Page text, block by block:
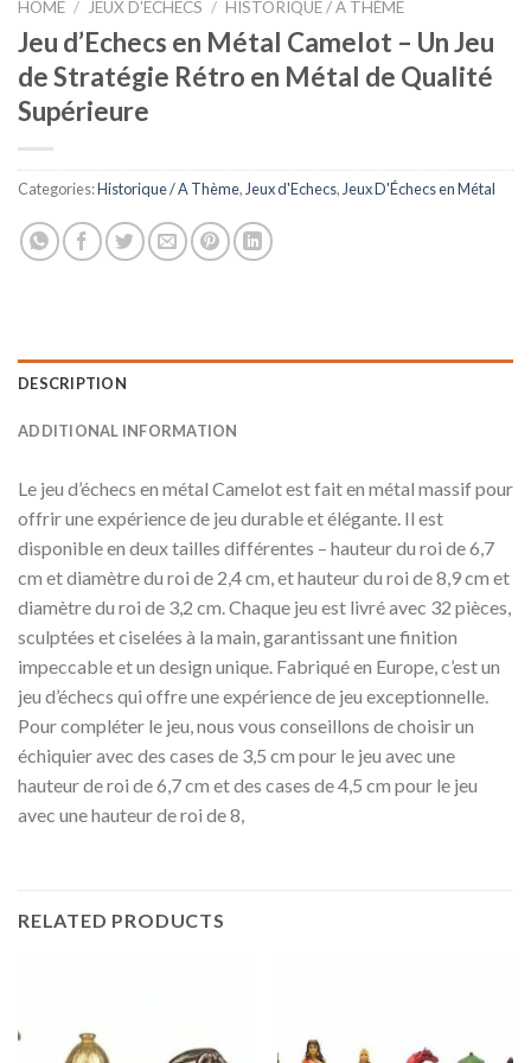
HOME / JEUX D'ECHECS / HISTORIQUE / A THÈME
Jeu d’Echecs en Métal Camelot – Un Jeu
de Stratégie Rétro en Métal de Qualité
Supérieure
Categories:Historique / A Thème, Jeux d'Echecs, Jeux D'Échecs en Métal
DESCRIPTION
ADDITIONAL INFORMATION
Le jeu d’échecs en métal Camelot est fait en métal massif pour
offrir une expérience de jeu durable et élégante. Il est
disponible en deux tailles différentes – hauteur du roi de 6,7
cm et diamètre du roi de 2,4 cm, et hauteur du roi de 8,9 cm et
diamètre du roi de 3,2 cm. Chaque jeu est livré avec 32 pièces,
sculptées et ciselées à la main, garantissant une finition
impeccable et un design unique. Fabriqué en Europe, c’est un
jeu d’échecs qui offre une expérience de jeu exceptionnelle.
Pour compléter le jeu, nous vous conseillons de choisir un
échiquier avec des cases de 3,5 cm pour le jeu avec une
hauteur de roi de 6,7 cm et des cases de 4,5 cm pour le jeu
avec une hauteur de roi de 8,
RELATED PRODUCTS